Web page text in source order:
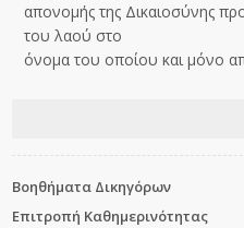
απονομής της Δικαιοσύνης
του λαού στο
όνομα του οποίου και μόνο
Βοηθήματα Δικηγόρων
Επιτροπή Καθημερινότητας